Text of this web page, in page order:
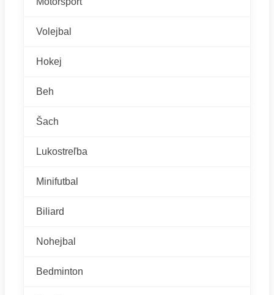
Volejbal
Hokej
Beh
Šach
Lukostreľba
Minifutbal
Biliard
Nohejbal
Bedminton